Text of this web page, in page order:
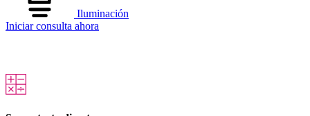
Iluminación
Iniciar consulta ahora